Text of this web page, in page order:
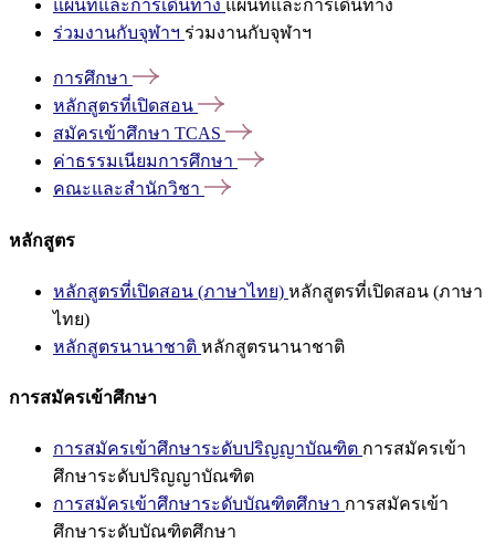
แผนที่และการเดินทาง แผนที่และการเดินทาง
ร่วมงานกับจุฬาฯ ร่วมงานกับจุฬาฯ
การศึกษา
หลักสูตรที่เปิดสอน
สมัครเข้าศึกษา TCAS
ค่าธรรมเนียมการศึกษา
คณะและสำนักวิชา
หลักสูตร
หลักสูตรที่เปิดสอน (ภาษาไทย) หลักสูตรที่เปิดสอน (ภาษา
ไทย)
หลักสูตรนานาชาติ หลักสูตรนานาชาติ
การสมัครเข้าศึกษา
การสมัครเข้าศึกษาระดับปริญญาบัณฑิต การสมัครเข้า
ศึกษาระดับปริญญาบัณฑิต
การสมัครเข้าศึกษาระดับบัณฑิตศึกษา การสมัครเข้า
ศึกษาระดับบัณฑิตศึกษา